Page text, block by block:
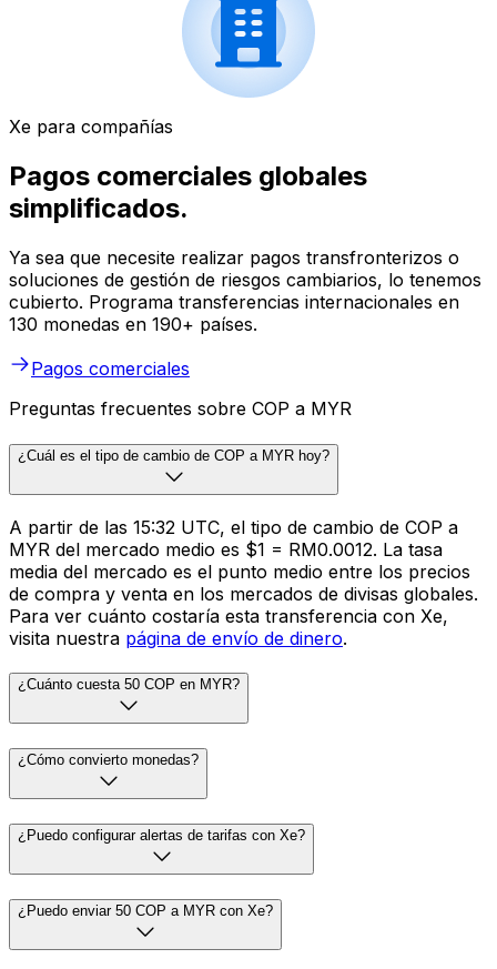
Xe para compañías
Pagos comerciales globales
simplificados.
Ya sea que necesite realizar pagos transfronterizos o
soluciones de gestión de riesgos cambiarios, lo tenemos
cubierto. Programa transferencias internacionales en
130 monedas en 190+ países.
Pagos comerciales
Preguntas frecuentes sobre COP a MYR
¿Cuál es el tipo de cambio de COP a MYR hoy?
A partir de las 15:32 UTC, el tipo de cambio de COP a
MYR del mercado medio es $1 = RM0.0012. La tasa
media del mercado es el punto medio entre los precios
de compra y venta en los mercados de divisas globales.
Para ver cuánto costaría esta transferencia con Xe,
visita nuestra página de envío de dinero.
¿Cuánto cuesta 50 COP en MYR?
¿Cómo convierto monedas?
¿Puedo configurar alertas de tarifas con Xe?
¿Puedo enviar 50 COP a MYR con Xe?